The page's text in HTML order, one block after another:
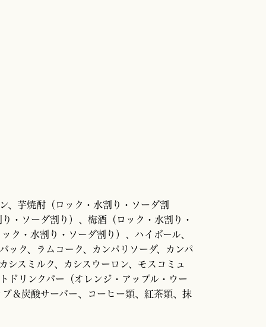
、芋焼酎（ロック・水割り・ソーダ割
・ソーダ割り）、梅酒（ロック・水割り・
ク・水割り・ソーダ割り）、ハイボール、
ック、ラムコーク、カンパリソーダ、カンパ
シスミルク、カシスウーロン、モスコミュ
ドリンクバー（オレンジ・アップル・ウー
＆炭酸サーバー、コーヒー類、紅茶類、抹